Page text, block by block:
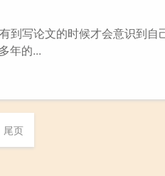
到写论文的时候才会意识到自
年的...
尾页